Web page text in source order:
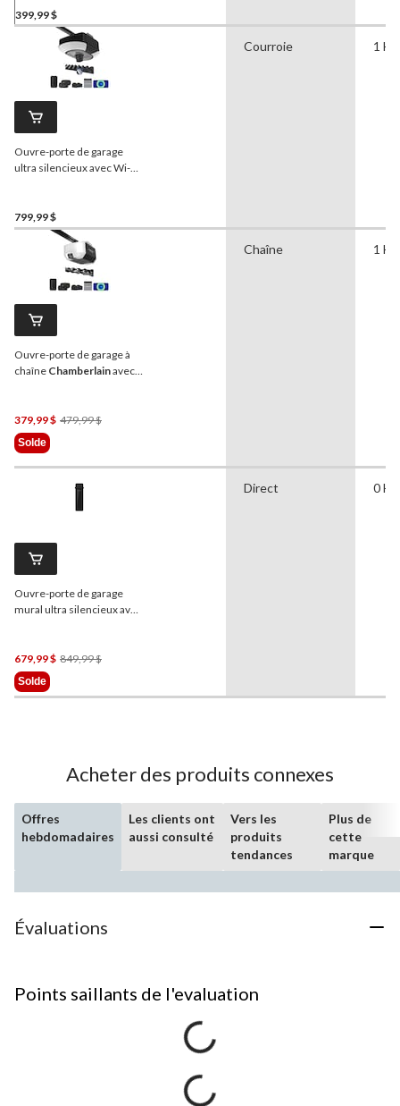
399,99 $
Ouvre-porte de garage
ultra silencieux avec Wi-Fi
799,99 $
Courroie 1 HP
Ouvre-porte de garage à
chaîne Chamberlainavec
379,99 $ 479,99 $Prix
Solde
Chaîne 1 HP
Ouvre-porte de garage
mural ultra silencieux avec
679,99 $ 849,99 $Prix
849,99 $
Solde
Direct 0 HP
Acheter des produits connexes
Offres
hebdomadaires
Les clients ont
aussi consulté
Vers les
produits
tendances
Plus de
cette
marque
Évaluations
Points saillants de l'evaluation